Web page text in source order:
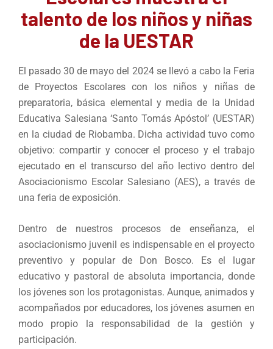
talento de los niños y niñas
de la UESTAR
El pasado 30 de mayo del 2024 se llevó a cabo la Feria
de Proyectos Escolares con los niños y niñas de
preparatoria, básica elemental y media de la Unidad
Educativa Salesiana ‘Santo Tomás Apóstol’ (UESTAR)
en la ciudad de Riobamba. Dicha actividad tuvo como
objetivo: compartir y conocer el proceso y el trabajo
ejecutado en el transcurso del año lectivo dentro del
Asociacionismo Escolar Salesiano (AES), a través de
una feria de exposición.
Dentro de nuestros procesos de enseñanza, el
asociacionismo juvenil es indispensable en el proyecto
preventivo y popular de Don Bosco. Es el lugar
educativo y pastoral de absoluta importancia, donde
los jóvenes son los protagonistas. Aunque, animados y
acompañados por educadores, los jóvenes asumen en
modo propio la responsabilidad de la gestión y
participación.